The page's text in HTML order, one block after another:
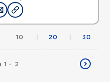
1 - 2
10 20 30